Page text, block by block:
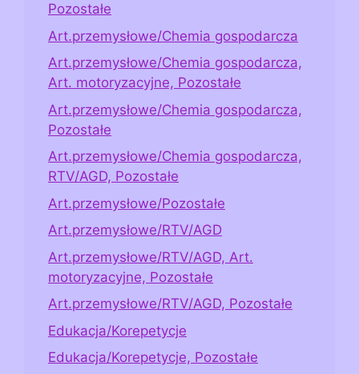
Pozostałe
Art.przemysłowe/Chemia gospodarcza
Art.przemysłowe/Chemia gospodarcza,
Art. motoryzacyjne, Pozostałe
Art.przemysłowe/Chemia gospodarcza,
Pozostałe
Art.przemysłowe/Chemia gospodarcza,
RTV/AGD, Pozostałe
Art.przemysłowe/Pozostałe
Art.przemysłowe/RTV/AGD
Art.przemysłowe/RTV/AGD, Art.
motoryzacyjne, Pozostałe
Art.przemysłowe/RTV/AGD, Pozostałe
Edukacja/Korepetycje
Edukacja/Korepetycje, Pozostałe